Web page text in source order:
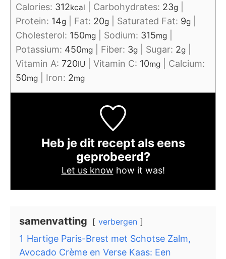
Calories: 312kcal Carbohydrates: 23g
Protein: 14g Fat: 20g Saturated Fat: 9g
Cholesterol: 150mg Sodium: 315mg
Potassium: 450mg Fiber: 3g Sugar: 2g
Vitamin A: 720IU Vitamin C: 10mg
Calcium:
50mg Iron: 2mg
Heb je dit recept als eens
geprobeerd?
Let us know how it was!
samenvatting verbergen
1 Hartige Paris-Brest met Schotse Zalm,
Avocado Crème en Verse Kaas: Een